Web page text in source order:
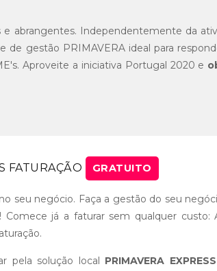
abrangentes. Independentemente da
gestão PRIMAVERA ideal para
Aproveite a iniciativa Portugal 2020 e
FATURAÇÃO GRATUITO
seu negócio. Faça a gestão do seu
Comece já a faturar sem qualquer
pela solução local PRIMAVERA EXPRESS